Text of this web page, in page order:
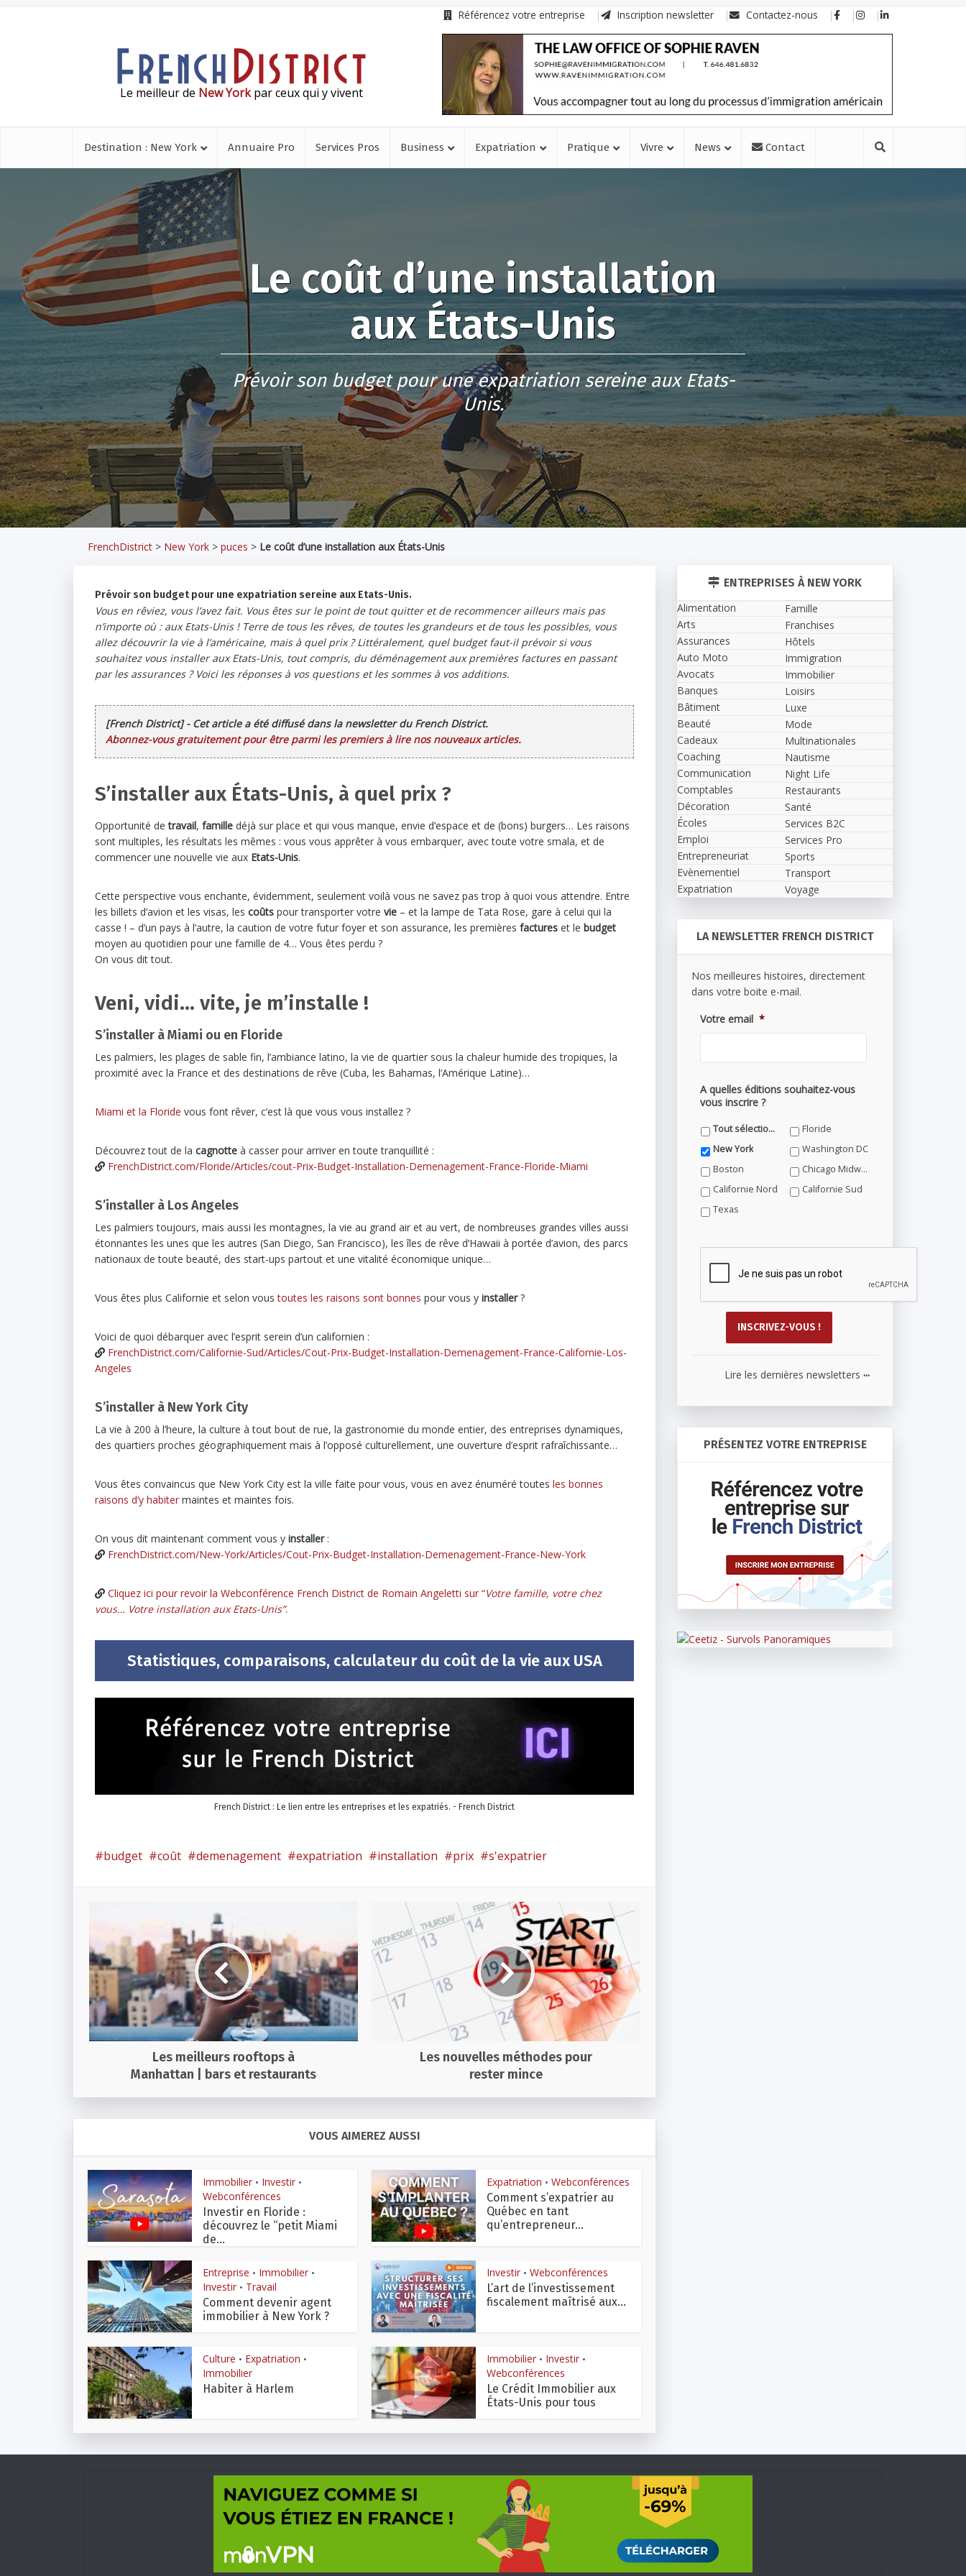
Référencez votre entreprise Inscription newsletter Contactez-nous
Le meilleur de New Yorkpar ceux qui y vivent
Destination : New York Annuaire Pro Services Pros Business Expatriation Pratique Vivre News Contact
Le coût d’une installation
aux États-Unis
Prévoir son budget pour une expatriation sereine aux Etats-
Unis.
FrenchDistrict > New York > puces > Le coût d’une installation aux États-Unis
Prévoir son budget pour une expatriation sereine aux Etats-Unis.
Vous en rêviez, vous l’avez fait. Vous êtes sur le point de tout quitter et de recommencer ailleurs mais pas
n’importe où : aux Etats-Unis ! Terre de tous les rêves, de toutes les grandeurs et de tous les possibles, vous
allez découvrir la vie à l’américaine, mais à quel prix ? Littéralement, quel budget faut-il prévoir si vous
souhaitez vous installer aux Etats-Unis, tout compris, du déménagement aux premières factures en passant
par les assurances ? Voici les réponses à vos questions et les sommes à vos additions.
[French District] - Cet article a été diffusé dans la newsletter du French District.
Abonnez-vous gratuitement pour être parmi les premiers à lire nos nouveaux articles.
S’installer aux États-Unis, à quel prix ?
Opportunité detravail, famille déjà sur place et qui vous manque, envie d’espace et de (bons) burgers… Les raisons
sont multiples, les résultats les mêmes : vous vous apprêter à vous embarquer, avec toute votre smala, et de
commencer une nouvelle vie aux Etats-Unis.
Cette perspective vous enchante, évidemment, seulement voilà vous ne savez pas trop à quoi vous attendre. Entre
les billets d’avion et les visas, les coûts pour transporter votre vie – et la lampe de Tata Rose, gare à celui qui la
casse ! – d’un pays à l’autre, la caution de votre futur foyer et son assurance, les premières factures et le budget
moyen au quotidien pour une famille de 4… Vous êtes perdu ?
On vous dit tout.
Veni, vidi… vite, je m’installe !
S’installer à Miami ou en Floride
Les palmiers, les plages de sable fin, l’ambiance latino, la vie de quartier sous la chaleur humide des tropiques, la
proximité avec la France et des destinations de rêve (Cuba, les Bahamas, l’Amérique Latine)…
Miami et la Floride vous font rêver, c’est là que vous vous installez ?
Découvrez tout de la cagnotte à casser pour arriver en toute tranquillité :
FrenchDistrict.com/Floride/Articles/cout-Prix-Budget-Installation-Demenagement-France-Floride-Miami
S’installer à Los Angeles
Les palmiers toujours, mais aussi les montagnes, la vie au grand air et au vert, de nombreuses grandes villes aussi
étonnantes les unes que les autres (San Diego, San Francisco), les îles de rêve d’Hawaii à portée d’avion, des parcs
nationaux de toute beauté, des start-ups partout et une vitalité économique unique…
Vous êtes plus Californie et selon voustoutes les raisons sont bonnes pour vous y installer?
Voici de quoi débarquer avec l’esprit serein d’un californien :
FrenchDistrict.com/Californie-Sud/Articles/Cout-Prix-Budget-Installation-Demenagement-France-Californie-Los-
Angeles
S’installer à New York City
La vie à 200 à l’heure, la culture à tout bout de rue, la gastronomie du monde entier, des entreprises dynamiques,
des quartiers proches géographiquement mais à l’opposé culturellement, une ouverture d’esprit rafraîchissante…
Vous êtes convaincus que New York City est la ville faite pour vous, vous en avez énuméré toutes les bonnes
raisons d’y habiter maintes et maintes fois.
On vous dit maintenant comment vous y installer:
FrenchDistrict.com/New-York/Articles/Cout-Prix-Budget-Installation-Demenagement-France-New-York
Cliquez ici pour revoir la Webconférence French District de Romain Angeletti sur “Votre famille, votre chez
vous… Votre installation aux Etats-Unis”.
Statistiques, comparaisons, calculateur du coût de la vie aux USA
French District : Le lien entre les entreprises et les expatriés. - French District
budget coût demenagement expatriation installation prix s'expatrier
Les meilleurs rooftops à
Manhattan | bars et restaurants
Les nouvelles méthodes pour
rester mince
VOUS AIMEREZ AUSSI
Immobilier • Investir •
Webconférences
Investir en Floride :
découvrez le “petit Miami
de...
Expatriation • Webconférences
Comment s’expatrier au
Québec en tant
qu’entrepreneur...
Entreprise • Immobilier •
Investir • Travail
Comment devenir agent
immobilier à New York ?
Investir • Webconférences
L’art de l’investissement
fiscalement maîtrisé aux...
Culture • Expatriation •
Immobilier
Habiter à Harlem
Immobilier • Investir •
Webconférences
Le Crédit Immobilier aux
États-Unis pour tous
ENTREPRISES À NEW YORK
Alimentation
Arts
Assurances
Auto Moto
Avocats
Banques
Bâtiment
Beauté
Cadeaux
Coaching
Communication
Comptables
Décoration
Écoles
Emploi
Entrepreneuriat
Evènementiel
Expatriation
Famille
Franchises
Hôtels
Immigration
Immobilier
Loisirs
Luxe
Mode
Multinationales
Nautisme
Night Life
Restaurants
Santé
Services B2C
Services Pro
Sports
Transport
Voyage
LA NEWSLETTER FRENCH DISTRICT
Nos meilleures histoires, directement
dans votre boite e-mail.
Votre email *
A quelles éditions souhaitez-vous
vous inscrire ?
Tout sélectionner
Floride
New York
Washington DC
Boston
Chicago Midwest
Californie Nord
Californie Sud
Texas
Lire les dernières newsletters ...
PRÉSENTEZ VOTRE ENTREPRISE